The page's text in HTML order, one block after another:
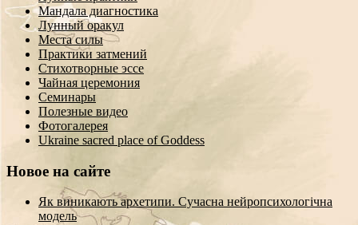
Мандала диагностика
Лунный оракул
Места силы
Практики затмений
Стихотворные эссе
Чайная церемония
Семинары
Полезные видео
Фотогалерея
Ukraine sacred place of Goddess
Новое на сайте
Як виникають архетипи. Сучасна нейропсихологічна
модель